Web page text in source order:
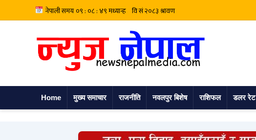
Home मुख्य समाचार राजनीति नवलपुर बिशेष राशिफल डलर रेट